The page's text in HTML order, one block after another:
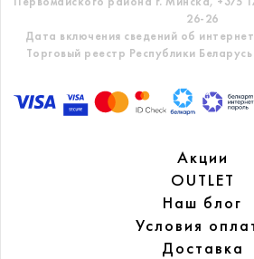
26-26
Дата включения сведений об
Торговый реестр Республики
Акции
OUTLET
Наш блог
Условия
Доставка